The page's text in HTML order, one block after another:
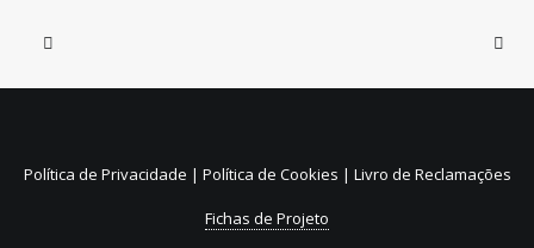
31 de Julho, 2026
Reembolso de embalagens de
bebidas não reutilizáveis (SDR)
Política de Privacidade | Política de Cookies | Livro de Reclamações
Fichas de Projeto